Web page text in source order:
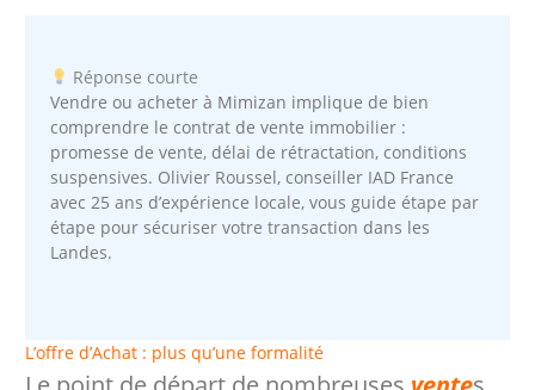
Réponse courte
Vendre ou acheter à Mimizan implique de bien
comprendre le contrat de vente immobilier :
promesse de vente, délai de rétractation, conditions
suspensives. Olivier Roussel, conseiller IAD France
avec 25 ans d’expérience locale, vous guide étape par
étape pour sécuriser votre transaction dans les
Landes.
L’offre d’Achat : plus qu’une formalité